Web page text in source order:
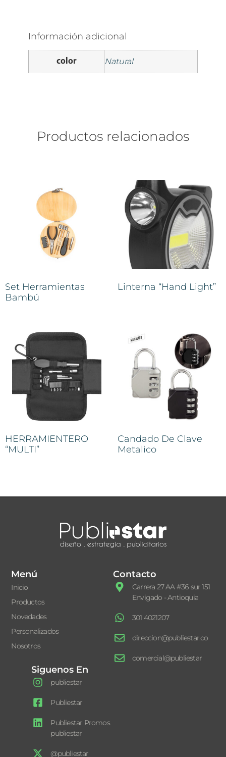
Información adicional
color Natural
Productos relacionados
Set Herramientas
Bambú
Linterna “Hand Light”
HERRAMIENTERO
“MULTI”
Candado De Clave
Metalico
Menú
Inicio
Productos
Novedades
Personalizados
Nosotros
Contacto
Carrera 27 AA #36 sur 151
Envigado - Antioquia
301 4021207
direccion@publiestar.co
comercial@publiestar
Siguenos En
publiestar
Publiestar
Publiestar Promos
publiestar
@publiestar